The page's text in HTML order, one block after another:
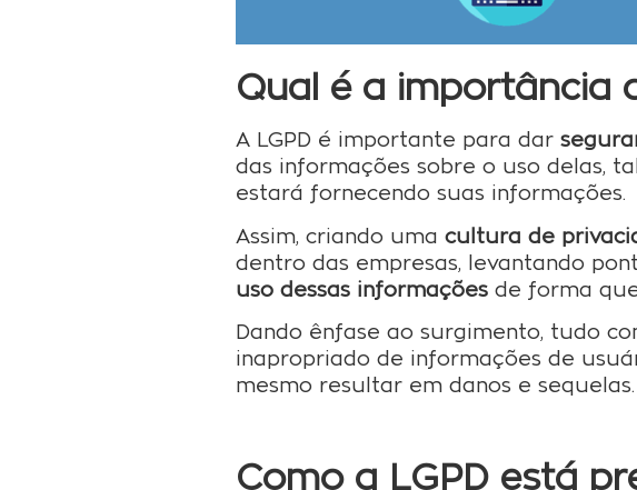
Qual é a importância
A LGPD é importante para dar
das informações sobre o uso delas,
estará fornecendo suas informações.
Assim, criando uma cultura de
dentro das empresas, levantando
uso dessas informaçõesde forma
Dando ênfase ao surgimento, tudo
inapropriado de informações de
mesmo resultar em danos e sequelas.
Como a LGPD está